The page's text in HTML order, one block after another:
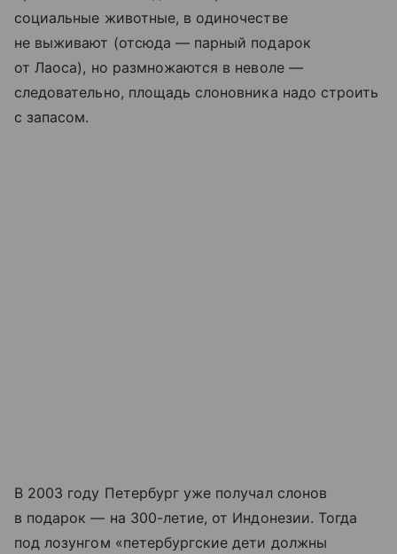
социальные животные, в одиночестве
не выживают (отсюда — парный подарок
от Лаоса), но размножаются в неволе —
следовательно, площадь слоновника надо строить
с запасом.
В 2003 году Петербург уже получал слонов
в подарок — на 300-летие, от Индонезии. Тогда
под лозунгом «петербургские дети должны